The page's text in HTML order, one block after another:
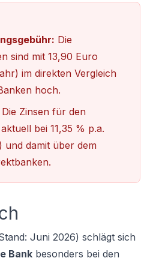
Die
sind mit 13,90 Euro
im direkten Vergleich
hoch.
Die Zinsen für den
bei 11,35 % p.a.
und damit über dem
Juni 2026) schlägt sich
Bank besonders bei den